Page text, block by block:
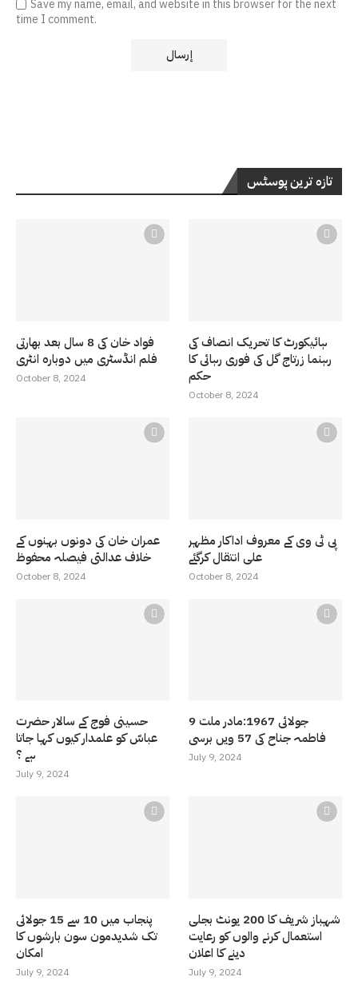
Save my name, email, and website in this browser for the next
time I comment.
تازہ ترین پوسٹس
فواد خان کی 8 سال بعد بھارتی
فلم انڈسٹری میں دوبارہ انٹری
October 8, 2024
ہائیکورٹ کا تحریک انصاف کی
رہنما زرتاج گل کی فوری رہائی کا
حکم
October 8, 2024
عمران خان کی دونوں بہنوں کے
خلاف عدالتی فیصلہ محفوظ
October 8, 2024
پی ٹی وی کے معروف اداکار مظہر
علی انتقال کرگئے
October 8, 2024
حسینی فوج کے سالار حضرت
عباسّ کو علمدار کیوں کہا جاتا
ہے ؟
July 9, 2024
9 جولائی 1967:مادر ملت
فاطمہ جناح کی 57 ویں برسی
July 9, 2024
پنجاب میں 10 سے 15 جولائی
تک شدیدمون سون بارشوں کا
امکان
July 9, 2024
شہباز شریف کا 200 یونٹ بجلی
استعمال کرنے والوں کو رعایت
دینے کا اعلان
July 9, 2024